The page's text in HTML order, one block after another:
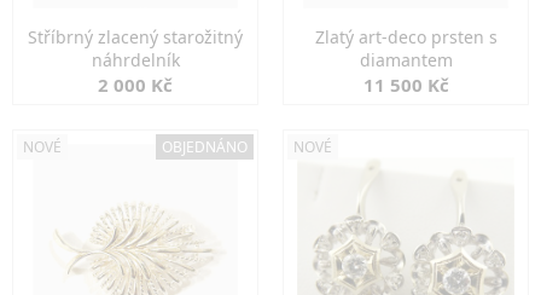
Stříbrný zlacený starožitný
náhrdelník
2 000 Kč
Zlatý art-deco prsten s
diamantem
11 500 Kč
NOVÉ OBJEDNÁNO NOVÉ